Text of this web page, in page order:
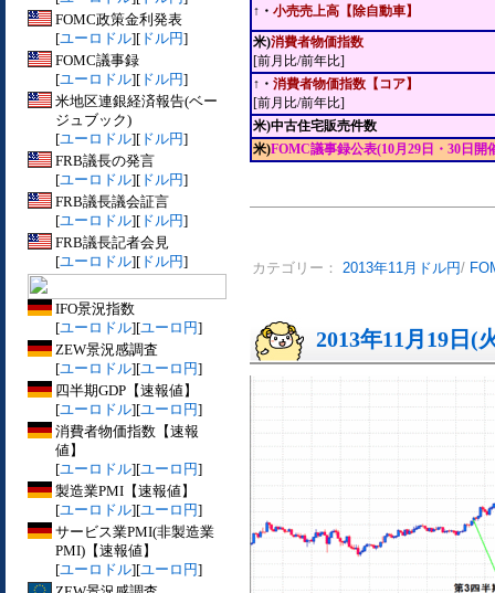
FOMC政策金利発表
[ユーロドル][ ドル円]
FOMC議事録
[ユーロドル][ ドル円]
米地区連銀経済報告(ベー
ジュブック)
[ユーロドル][ ドル円]
FRB議長の発言
[ユーロドル][ ドル円]
FRB議長議会証言
[ユーロドル][ ドル円]
FRB議長記者会見
[ユーロドル][ ドル円]
IFO景況指数
[ユーロドル][ユーロ円]
ZEW景況感調査
[ユーロドル][ユーロ円]
四半期GDP【速報値】
[ユーロドル][ユーロ円]
消費者物価指数【速報
値】
[ユーロドル][ユーロ円]
製造業PMI【速報値】
[ユーロドル][ユーロ円]
サービス業PMI(非製造業
PMI)【速報値】
[ユーロドル][ユーロ円]
↑・ 小売売上高【除自動車】
米)消費者物価指数
[前月比/前年比]
↑・ 消費者物価指数【コア】
[前月比/前年比]
米)中古住宅販売件数
米)FOMC議事録公表(10月29日・30日開
カテゴリー： 2013年11月ドル円/
2013年11月19日(